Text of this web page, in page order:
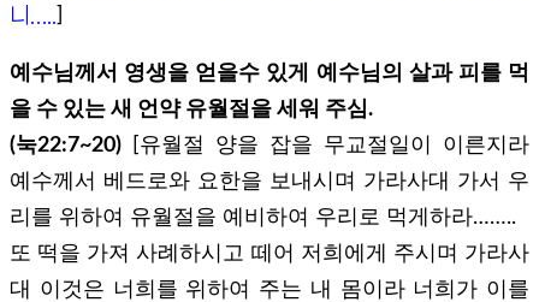
니…..
예수님께서 영생을 얻을수 있게 예수님의 살과 피를 먹
을 수 있는 새 언약 유월절을 세워 주심.
(눅22:7~20) [유월절 양을 잡을 무교절일이 이른지라
예수께서 베드로와 요한을 보내시며 가라사대 가서 우
리를 위하여 유월절을 예비하여 우리로 먹게하라……..
또 떡을 가져 사례하시고 떼어 저희에게 주시며 가라사
대 이것은 너희를 위하여 주는 내 몸이라 너희가 이를